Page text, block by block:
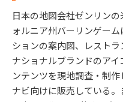
日本の地図会社ゼンリン
ォルニア州バーリンゲー
ションの案内図、レスト
ナショナルブランドのア
ンテンツを現地調査・制
ナビ向けに販売している。